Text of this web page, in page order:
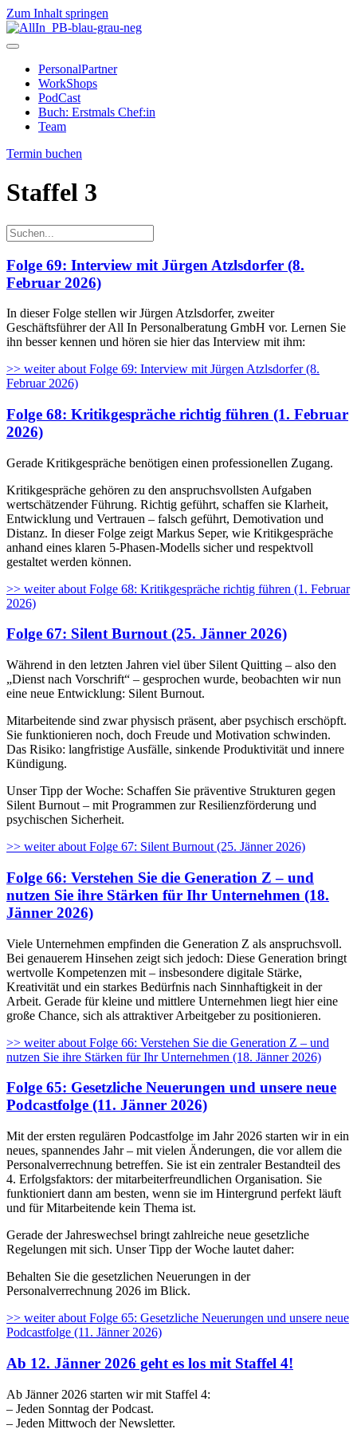
Zum Inhalt springen
PersonalPartner
WorkShops
PodCast
Buch: Erstmals Chef:in
Team
Termin buchen
Staffel 3
Folge 69: Interview mit Jürgen Atzlsdorfer (8.
Februar 2026)
In dieser Folge stellen wir Jürgen Atzlsdorfer, zweiter
Geschäftsführer der All In Personalberatung GmbH vor. Lernen Sie
ihn besser kennen und hören sie hier das Interview mit ihm:
>> weiterabout Folge 69: Interview mit Jürgen Atzlsdorfer (8.
Februar 2026)
Folge 68: Kritikgespräche richtig führen (1. Februar
2026)
Gerade Kritikgespräche benötigen einen professionellen Zugang.
Kritikgespräche gehören zu den anspruchsvollsten Aufgaben
wertschätzender Führung. Richtig geführt, schaffen sie Klarheit,
Entwicklung und Vertrauen – falsch geführt, Demotivation und
Distanz. In dieser Folge zeigt Markus Seper, wie Kritikgespräche
anhand eines klaren 5-Phasen-Modells sicher und respektvoll
gestaltet werden können.
>> weiterabout Folge 68: Kritikgespräche richtig führen (1. Februar
2026)
Folge 67: Silent Burnout (25. Jänner 2026)
Während in den letzten Jahren viel über Silent Quitting – also den
„Dienst nach Vorschrift“ – gesprochen wurde, beobachten wir nun
eine neue Entwicklung: Silent Burnout.
Mitarbeitende sind zwar physisch präsent, aber psychisch erschöpft.
Sie funktionieren noch, doch Freude und Motivation schwinden.
Das Risiko: langfristige Ausfälle, sinkende Produktivität und innere
Kündigung.
Unser Tipp der Woche: Schaffen Sie präventive Strukturen gegen
Silent Burnout – mit Programmen zur Resilienzförderung und
psychischen Sicherheit.
>> weiterabout Folge 67: Silent Burnout (25. Jänner 2026)
Folge 66: Verstehen Sie die Generation Z – und
nutzen Sie ihre Stärken für Ihr Unternehmen (18.
Jänner 2026)
Viele Unternehmen empfinden die Generation Z als anspruchsvoll.
Bei genauerem Hinsehen zeigt sich jedoch: Diese Generation bringt
wertvolle Kompetenzen mit – insbesondere digitale Stärke,
Kreativität und ein starkes Bedürfnis nach Sinnhaftigkeit in der
Arbeit. Gerade für kleine und mittlere Unternehmen liegt hier eine
große Chance, sich als attraktiver Arbeitgeber zu positionieren.
>> weiterabout Folge 66: Verstehen Sie die Generation Z – und
nutzen Sie ihre Stärken für Ihr Unternehmen (18. Jänner 2026)
Folge 65: Gesetzliche Neuerungen und unsere neue
Podcastfolge (11. Jänner 2026)
Mit der ersten regulären Podcastfolge im Jahr 2026 starten wir in ein
neues, spannendes Jahr – mit vielen Änderungen, die vor allem die
Personalverrechnung betreffen. Sie ist ein zentraler Bestandteil des
4. Erfolgsfaktors: der mitarbeiterfreundlichen Organisation. Sie
funktioniert dann am besten, wenn sie im Hintergrund perfekt läuft
und für Mitarbeitende kein Thema ist.
Gerade der Jahreswechsel bringt zahlreiche neue gesetzliche
Regelungen mit sich. Unser Tipp der Woche lautet daher:
Behalten Sie die gesetzlichen Neuerungen in der
Personalverrechnung 2026 im Blick.
>> weiterabout Folge 65: Gesetzliche Neuerungen und unsere neue
Podcastfolge (11. Jänner 2026)
Ab 12. Jänner 2026 geht es los mit Staffel 4!
Ab Jänner 2026 starten wir mit Staffel 4:
– Jeden Sonntag der Podcast.
– Jeden Mittwoch der Newsletter.